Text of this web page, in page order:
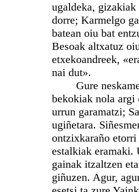
ugaldeka,
dorre; Karmelgo
batean oiu bat
Besoak altxatuz
etxekoandreek,
nai dut».
Gure neskame
bekokiak nola argi
urrun garamatzi;
ugiñetara.
ontzixkaraño etorri
estalkiak eramaki.
gainak itzaltzen
giñuzen. Agur,